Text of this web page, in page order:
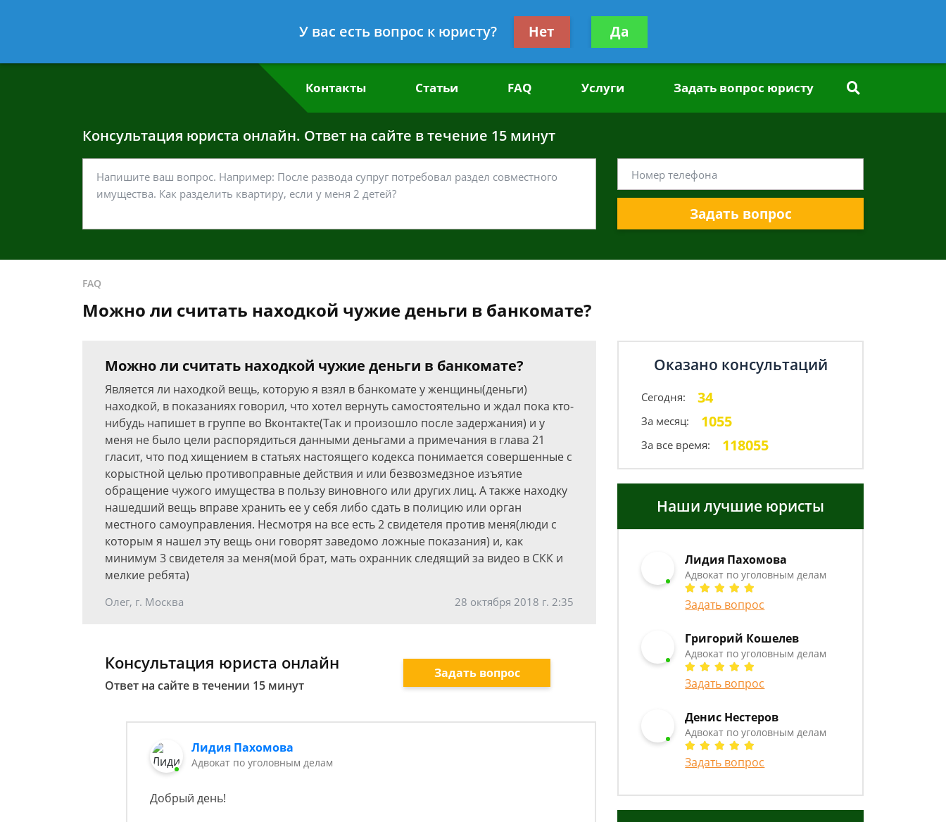
- Адвокат по уголовным делам
Получите консультацию
бесплатно
Контакты Статьи FAQ Услуги Задать вопрос юристу
Консультация юриста онлайн. Ответ на сайте в течение 15 минут
Задать вопрос
FAQ
Можно ли считать находкой чужие деньги в банкомате?
Можно ли считать находкой чужие деньги в банкомате?
Является ли находкой вещь, которую я взял в банкомате у женщины(деньги)
находкой, в показаниях говорил, что хотел вернуть самостоятельно и ждал пока кто-
нибудь напишет в группе во Вконтакте(Так и произошло после задержания) и у
меня не было цели распорядиться данными деньгами а примечания в глава 21
гласит, что под хищением в статьях настоящего кодекса понимается совершенные с
корыстной целью противоправные действия и или безвозмедзное изъятие
обращение чужого имущества в пользу виновного или других лиц. А также находку
нашедший вещь вправе хранить ее у себя либо сдать в полицию или орган
местного самоуправления. Несмотря на все есть 2 свидетеля против меня(люди с
которым я нашел эту вещь они говорят заведомо ложные показания) и, как
минимум 3 свидетеля за меня(мой брат, мать охранник следящий за видео в СКК и
мелкие ребята)
Олег, г. Москва 28 октября 2018 г. 2:35
Консультация юриста онлайн
Ответ на сайте в течении 15 минут
Задать вопрос
Лидия Пахомова
Адвокат по уголовным делам
Добрый день!
Оказано консультаций
Сегодня: 34
За месяц: 1055
За все время: 118055
Наши лучшие юристы
Лидия Пахомова
Адвокат по уголовным делам
Задать вопрос
Григорий Кошелев
Адвокат по уголовным делам
Задать вопрос
Денис Нестеров
Адвокат по уголовным делам
Задать вопрос
У вас есть вопрос к юристу? Нет Да